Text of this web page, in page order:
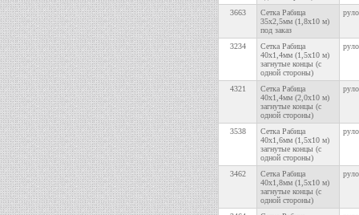
3663
Сетка Рабица
35х2,5мм (1,8х10 м)
под заказ
3234
Сетка Рабица
40х1,4мм (1,5х10 м)
загнутые концы (с
одной стороны)
4321
Сетка Рабица
40х1,4мм (2,0х10 м)
загнутые концы (с
одной стороны)
3538
Сетка Рабица
40х1,6мм (1,5х10 м)
загнутые концы (с
одной стороны)
3462
Сетка Рабица
40х1,8мм (1,5х10 м)
загнутые концы (с
одной стороны)